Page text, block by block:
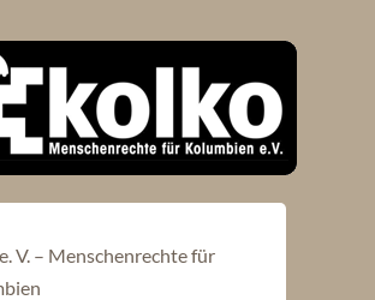
V. – Menschenrechte für